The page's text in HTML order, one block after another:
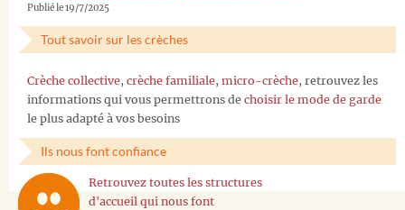
Publié le 19/7/2025
Tout savoir sur les crèches
Crèche collective, crèche familiale, micro-crèche, retrouvez les
informations qui vous permettrons de choisir le mode de garde
le plus adapté à vos besoins
Ils nous font confiance
Retrouvez toutes les structures
d'accueil qui nous font